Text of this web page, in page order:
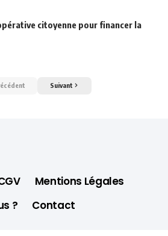
citoyenne pour financer la
Suivant
Mentions Légales
?
Contact